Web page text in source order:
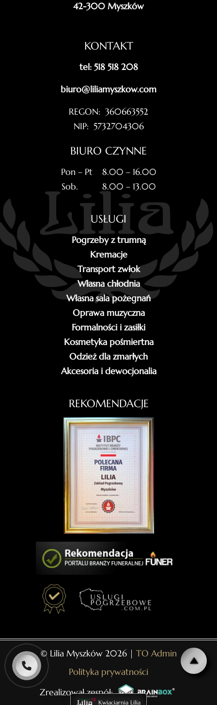
42-300 Myszków
KONTAKT
tel: 518 518 208
biuro@liliamyszkow.com
REGON: 360663552
NIP: 5732704306
BIURO CZYNNE
Pon – Pt 8.00 – 16.00
Sob. 8.00 – 13.00
USŁUGI
Pogrzeby z trumną
Kremacje
Transport zwłok
Własna chłodnia
Własna sala pożegnań
Oprawa muzyczna
Formalności i zasiłki
Kosmetyka pośmiertna
Odzież dla zmarłych
Akcesoria i dewocjonalia
REKOMENDACJE
© Lilia Myszków 2026 | TO Admin
Polityka prywatności
Zrealizował zespół:
Kwiaciarnia Lilia